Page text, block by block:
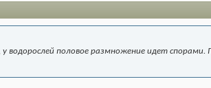
половое размножение идет спорами.